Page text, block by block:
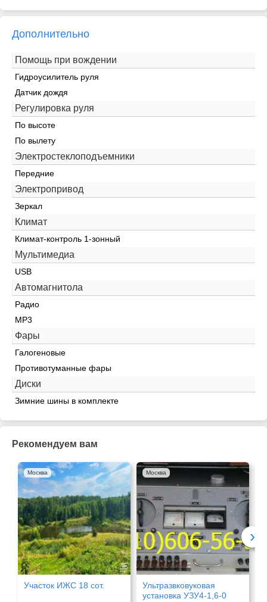
Дополнительно
Помощь при вождении
Гидроусилитель руля
Датчик дождя
Регулировка руля
По высоте
По вылету
Электростеклоподъемники
Передние
Электропривод
Зеркал
Климат
Климат-контроль 1-зонный
Мультимедиа
USB
Автомагнитола
Радио
MP3
Фары
Галогеновые
Противотуманные фары
Диски
Зимние шины в комплекте
Рекомендуем вам
Участок ИЖС 18 сот.
Москва
Ультразвковуковая
установка УЗУ4-1,6-0
Москва
›